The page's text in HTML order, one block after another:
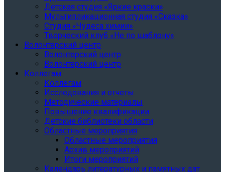
Детская студия «Яркие краски»
Мультипликационная студия «Сказка»
Студия «Чудеса химии»
Творческий клуб «Не по шаблону»
Волонтерский центр
Волонтерский центр
Волонтерский центр
Коллегам
Коллегам
Исследования и отчеты
Методические материалы
Повышение квалификации
Детские библиотеки области
Областные мероприятия
Областные мероприятия
Архив мероприятий
Итоги мероприятий
Календарь литературных и памятных дат